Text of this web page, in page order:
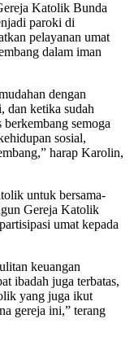
Katolik Bunda
paroki di
pelayanan umat
dalam iman
dengan
dan ketika sudah
semoga
sosial,
harap Karolin,
untuk bersama-
Gereja Katolik
umat kepada
keuangan
ibadah juga terbatas,
yang juga ikut
gereja ini,” terang